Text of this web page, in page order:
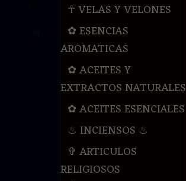
☥ VELAS Y VELONES
✿ ESENCIAS
AROMATICAS
✿ ACEITES Y
EXTRACTOS NATURALES
✿ ACEITES ESENCIALES
♨ INCIENSOS ♨
✞ ARTICULOS
RELIGIOSOS